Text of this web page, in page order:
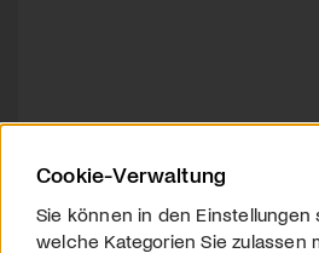
Cookie-Verwaltung
Sie können in den Einstellungen
welche Kategorien Sie zulassen